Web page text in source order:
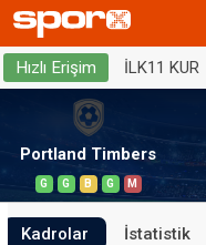
Hızlı Erişim İLK11 KUR
Portland Timbers
G G B G M
Kadrolar İstatistik